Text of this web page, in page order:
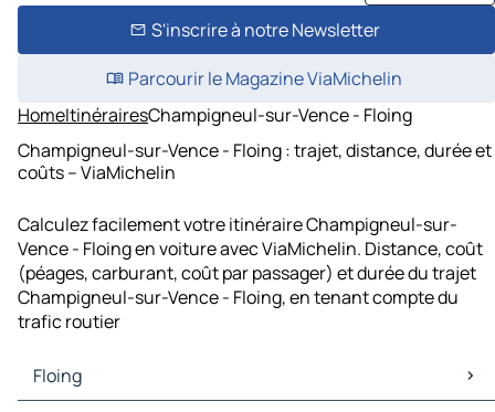
S'inscrire à notre Newsletter
Parcourir le Magazine ViaMichelin
HomeItinérairesChampigneul-sur-Vence - Floing
Champigneul-sur-Vence - Floing : trajet, distance, durée et
coûts – ViaMichelin
Calculez facilement votre itinéraire Champigneul-sur-
Vence - Floing en voiture avec ViaMichelin. Distance, coût
(péages, carburant, coût par passager) et durée du trajet
Champigneul-sur-Vence - Floing, en tenant compte du
trafic routier
Floing